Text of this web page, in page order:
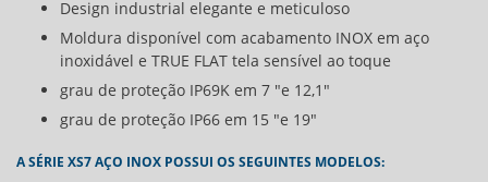
Design industrial elegante e meticuloso
Moldura disponível com acabamento INOX em aço
inoxidável e TRUE FLAT tela sensível ao toque
grau de proteção IP69K em 7 "e 12,1"
grau de proteção IP66 em 15 "e 19"
A SÉRIE XS7 AÇO INOX POSSUI OS SEGUINTES MODELOS: